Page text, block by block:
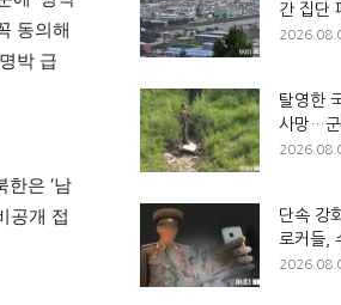
동의해
박 급
은 ‘남
공개 접
간 집단
탈영한
사망…군
단속 강
로커들,